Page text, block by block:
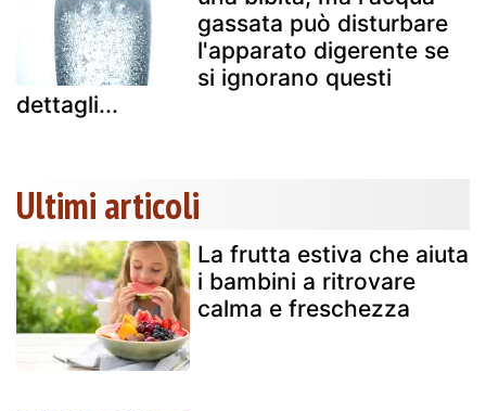
gassata può disturbare
l'apparato digerente se
si ignorano questi
dettagli...
Ultimi articoli
La frutta estiva che aiuta
i bambini a ritrovare
calma e freschezza